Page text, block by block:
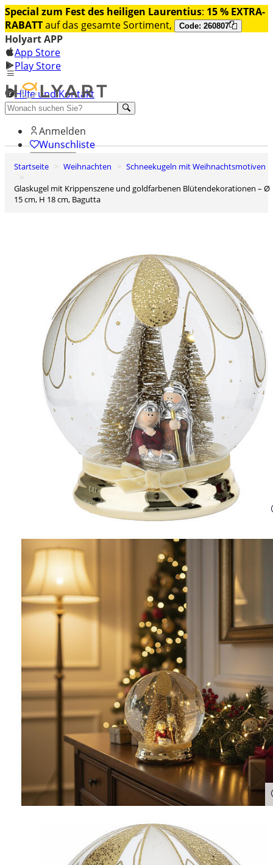
Special zum Fest des heiligen Laurentius: 15 % EXTRA-
RABATTauf das gesamte Sortiment, Code: 260807
Holyart APP
App Store
Play Store
Hilfe und Kontakt
Entdecken Sie Premium
Anmelden
Wunschliste
0
Startseite Weihnachten
Schneekugeln mit Weihnachtsmotiven
Glaskugel mit Krippenszene und goldfarbenen Blütendekorationen – Ø
15 cm, H 18 cm, Bagutta